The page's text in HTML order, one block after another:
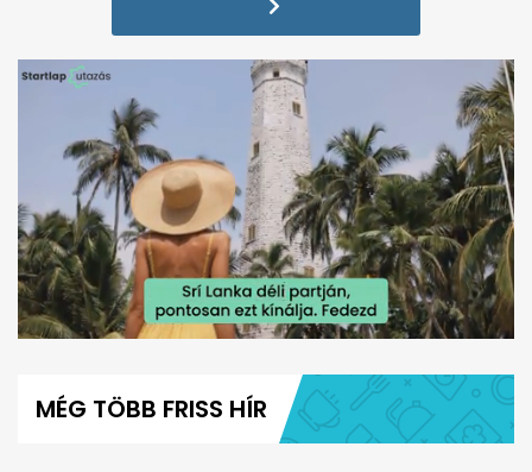
minute,
47MÉG TÖBB FRISS HÍR